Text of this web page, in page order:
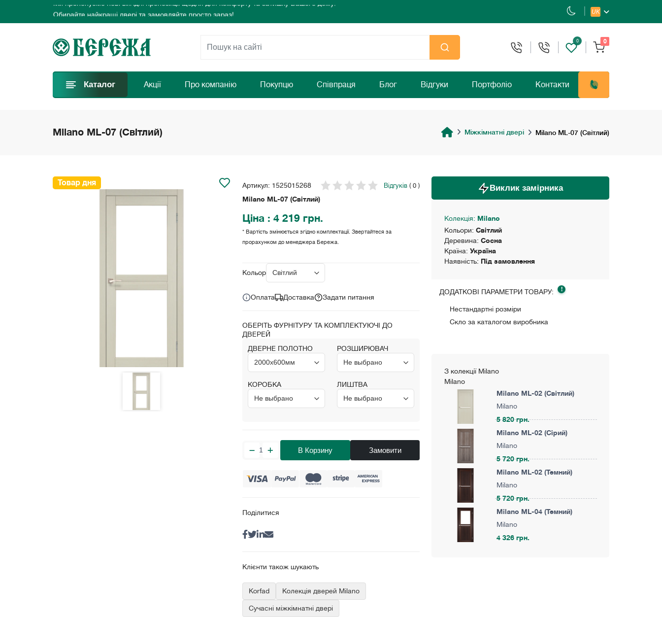
Обирайте найкращі двері та замовляйте просто зараз!
Ласкаво просимо до інтернет-магазину дверей Бережа!
Обирайте найкращі двері та замовляйте просто зараз!
UK
0 0
Каталог Акції Про компанію Покупцю Співпраця Блог Відгуки Портфоліо Контакти
Milano ML-07 (Світлий) Міжкімнатні двері Milano ML-07 (Світлий)
Товар дня Артикул: 1525015268 Відгуків ( 0 )
Milano ML-07 (Світлий)
Ціна : 4 219 грн.
* Вартість змінюється згідно комплектації. Звертайтеся за
прорахунком до менеджера Бережа.
Кольори:
Оплата Доставка Задати питання
ОБЕРІТЬ ФУРНІТУРУ ТА КОМПЛЕКТУЮЧІ ДО
ДВЕРЕЙ
ДВЕРНЕ ПОЛОТНО
КОРОБКА
РОЗШИРЮВАЧ
ЛИШТВА
В Корзину Замовити
Поділитися
Клієнти також шукають
Korfad Колекція дверей Milano
Сучасні міжкімнатні двері
Виклик замірника
Колекція: Milano
Кольори: Світлий
Деревина: Сосна
Країна: Україна
Наявність: Під замовлення
ДОДАТКОВІ ПАРАМЕТРИ ТОВАРУ: !
Нестандартні розміри
Скло за каталогом виробника
З колекції Milano
Milano
Milano ML-02 (Світлий)
Milano
5 820 грн.
Milano ML-02 (Сірий)
Milano
5 720 грн.
Milano ML-02 (Темний)
Milano
5 720 грн.
Milano ML-04 (Темний)
Milano
4 326 грн.